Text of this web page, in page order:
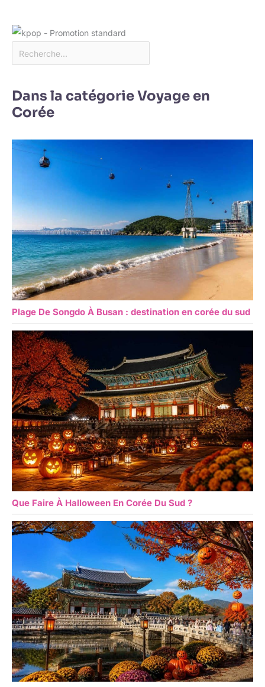
Dans la catégorie Voyage en
Corée
Plage De Songdo À Busan : destination en corée du sud
Que Faire À Halloween En Corée Du Sud ?